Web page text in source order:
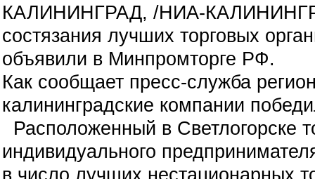
КАЛИНИНГРАД, /НИА-
состязания лучших торговых
объявили в Минпромторге РФ.
Как сообщает пресс-служба
калининградские компании
Расположенный в Светлогорске
индивидуального
в число лучших нестационарных